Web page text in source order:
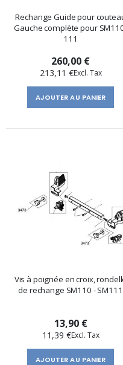
Rechange Guide pour couteau
Gauche complète pour
111
260,00 €
213,11 €
AJOUTER AU PANIER
Vis à poignée en croix,
de rechange SM110 - SM111
13,90 €
11,39 €
AJOUTER AU PANIER